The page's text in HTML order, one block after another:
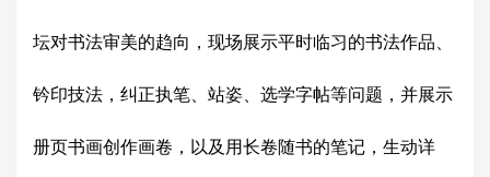
坛对书法审美的趋向，现场展示平时临习的书法作品、
钤印技法，纠正执笔、站姿、选学字帖等问题，并展示
册页书画创作画卷，以及用长卷随书的笔记，生动详